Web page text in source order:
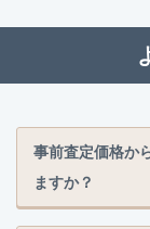
事前査定価格か
ますか？